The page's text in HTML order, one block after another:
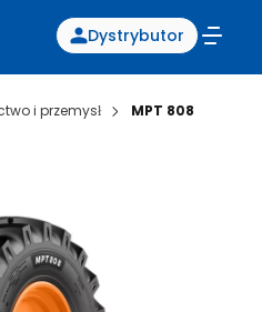
Dystrybutor
i przemysł MPT 808